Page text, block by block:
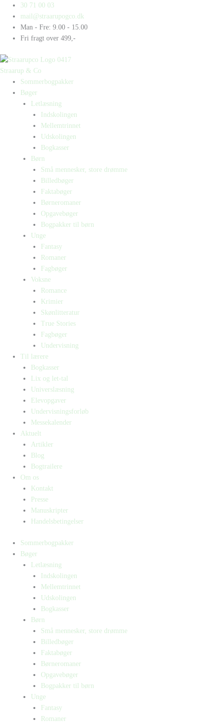
indholdet
30 71 00 03
mail@straarupogco.dk
Man - Fre: 9.00 - 15.00
Fri fragt over 499,-
Straarup & Co
Sommerbogpakker
Bøger
Letlæsning
Indskolingen
Mellemtrinnet
Udskolingen
Bogkasser
Børn
Små mennesker, store drømme
Billedbøger
Faktabøger
Børneromaner
Opgavebøger
Bogpakker til børn
Unge
Fantasy
Romaner
Fagbøger
Voksne
Romance
Krimier
Skønlitteratur
True Stories
Fagbøger
Undervisning
Til lærere
Bogkasser
Lix og let-tal
Universlæsning
Elevopgaver
Undervisningsforløb
Messekalender
Aktuelt
Artikler
Blog
Bogtrailere
Om os
Kontakt
Presse
Manuskripter
Handelsbetingelser
Sommerbogpakker
Bøger
Letlæsning
Indskolingen
Mellemtrinnet
Udskolingen
Bogkasser
Børn
Små mennesker, store drømme
Billedbøger
Faktabøger
Børneromaner
Opgavebøger
Bogpakker til børn
Unge
Fantasy
Romaner
Products
search
Products
search
Palle
panik